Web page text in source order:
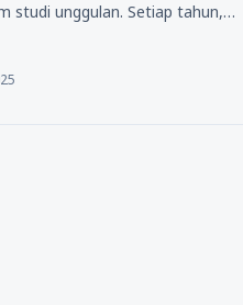
studi unggulan. Setiap tahun,…